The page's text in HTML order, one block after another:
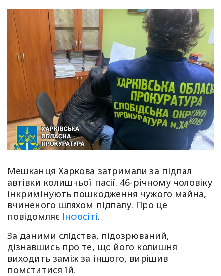
Мешканця Харкова затримали за підпал
автівки колишньої пасії. 46-річному чоловіку
інкримінують пошкодження чужого майна,
вчиненого шляхом підпалу. Про це
повідомляє Інфосіті.
За даними слідства, підозрюваний,
дізнавшись про те, що його колишня
виходить заміж за іншого, вирішив
помститися їй.